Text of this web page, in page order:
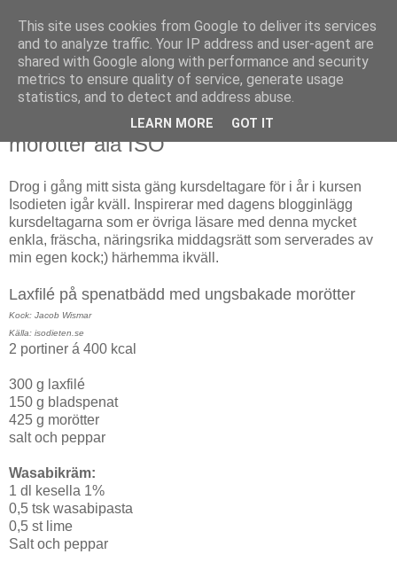
Fias hälsa
onsdag 23 oktober 2013
Laxfilé på spenatbädd med ugnsbakade
morötter alá ISO
Drog i gång mitt sista gäng kursdeltagare för i år i kursen
Isodieten igår kväll. Inspirerar med dagens blogginlägg
kursdeltagarna som er övriga läsare med denna mycket
enkla, fräscha, näringsrika middagsrätt som serverades av
min egen kock;) härhemma ikväll.
Laxfilé på spenatbädd med ungsbakade morötter
Kock: Jacob Wismar
Källa: isodieten.se
2 portiner á 400 kcal
300 g laxfilé
150 g bladspenat
425 g morötter
salt och peppar
Wasabikräm:
1 dl kesella 1%
0,5 tsk wasabipasta
0,5 st lime
Salt och peppar
This site uses cookies from Google to deliver its services
and to analyze traffic. Your IP address and user-agent are
shared with Google along with performance and security
metrics to ensure quality of service, generate usage
statistics, and to detect and address abuse.
LEARN MORE GOT IT